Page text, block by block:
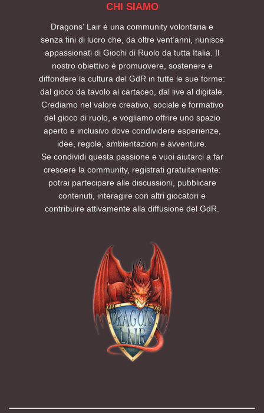
CHI SIAMO
Dragons' Lair è una community volontaria e
senza fini di lucro che, da oltre vent’anni, riunisce
appassionati di Giochi di Ruolo da tutta Italia. Il
nostro obiettivo è promuovere, sostenere e
diffondere la cultura del GdR in tutte le sue forme:
dal gioco da tavolo al cartaceo, dal live al digitale.
Crediamo nel valore creativo, sociale e formativo
del gioco di ruolo, e vogliamo offrire uno spazio
aperto e inclusivo dove condividere esperienze,
idee, regole, ambientazioni e avventure.
Se condividi questa passione e vuoi aiutarci a far
crescere la community, registrati gratuitamente:
potrai partecipare alle discussioni, pubblicare
contenuti, interagire con altri giocatori e
contribuire attivamente alla diffusione del GdR.